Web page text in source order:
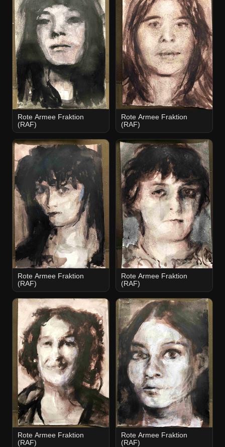
Rote Armee Fraktion
(RAF)
Rote Armee Fraktion
(RAF)
Rote Armee Fraktion
(RAF)
Rote Armee Fraktion
(RAF)
Rote Armee Fraktion
(RAF)
Rote Armee Fraktion
(RAF)